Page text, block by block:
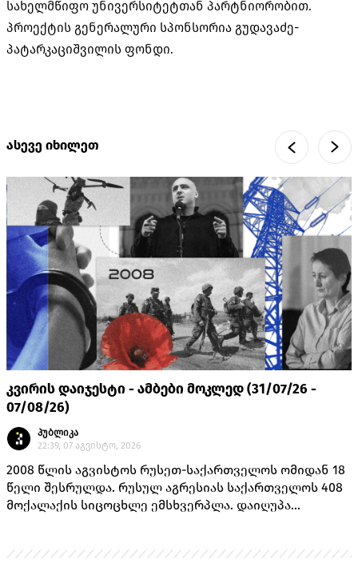
სახელმწიფო უნივერსიტეტთან პარტნიორობით.
პროექტის გენერალური სპონსორია გუდავაძე-
პატარკაციშვილის ფონდი.
ასევე იხილეთ
კვირის დაიჯესტი - ამბები მოკლედ (31/07/26 -
07/08/26)
პუბლიკა
22:39, 07 აგვისტო, 2026
2008 წლის აგვისტოს რუსეთ-საქართველოს ომიდან 18
წელი შესრულდა. რუსულ აგრესიას საქართველოს 408
მოქალაქის სიცოცხლე ემსხვერპლა. დაიღუპა
მშვიდობიანი მცხოვრები.